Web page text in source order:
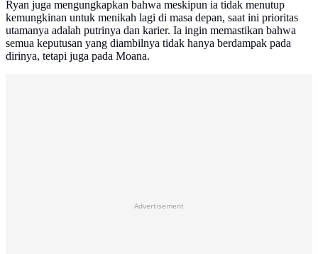
Ryan juga mengungkapkan bahwa meskipun ia tidak menutup
kemungkinan untuk menikah lagi di masa depan, saat ini prioritas
utamanya adalah putrinya dan karier. Ia ingin memastikan bahwa
semua keputusan yang diambilnya tidak hanya berdampak pada
dirinya, tetapi juga pada Moana.
Advertisement